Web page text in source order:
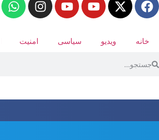
خانه ویدیو سیاسی امنیت